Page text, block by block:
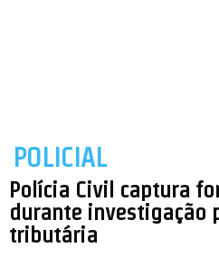
POLICIAL
Polícia Civil captura
durante investigação
tributária